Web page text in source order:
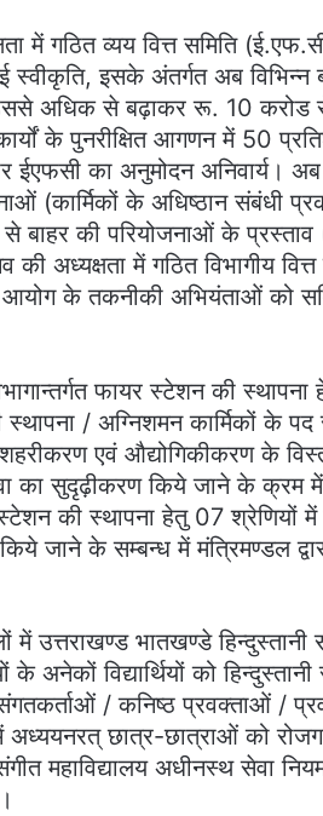
में गठित व्यय वित्त समिति
इसके अंतर्गत अब विभिन्न
अधिक से बढ़ाकर रू. 10 करोड
के पुनरीक्षित आगणन में 50
का अनुमोदन अनिवार्य। अब
(कार्मिकों के अधिष्ठान संबंधी
से बाहर की परियोजनाओं के
में गठित विभागीय वित्त
आयोग के तकनीकी अभियंताओं को
फायर स्टेशन की स्थापना
/ अग्निशमन कार्मिकों के
एवं औद्योगिकीकरण के
का सुदृढ़ीकरण किये जाने के क्रम में
की स्थापना हेतु 07 श्रेणियों
जाने के सम्बन्ध में मंत्रिमण्डल
उत्तराखण्ड भातखण्डे हिन्दुस्तानी
अनेकों विद्यार्थियों को
संगतकर्ताओं / कनिष्ठ प्रवक्ताओं /
अध्ययनरत् छात्र-छात्राओं को
महाविद्यालय अधीनस्थ सेवा